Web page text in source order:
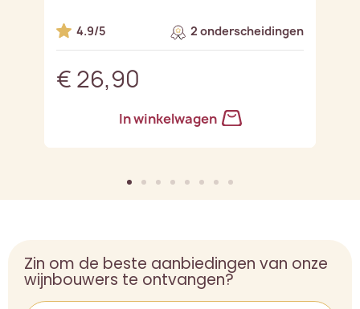
4.9/5 2 onderscheidingen
€ 26,90
In winkelwagen
Zin om de beste aanbiedingen van onze
wijnbouwers te ontvangen?